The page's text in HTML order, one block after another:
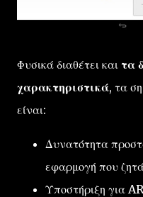
Φυσικά διαθέτει και τα
χαρακτηριστικά, τα
είναι:
Δυνατότητα
εφαρμογή που
Υποστήριξη για